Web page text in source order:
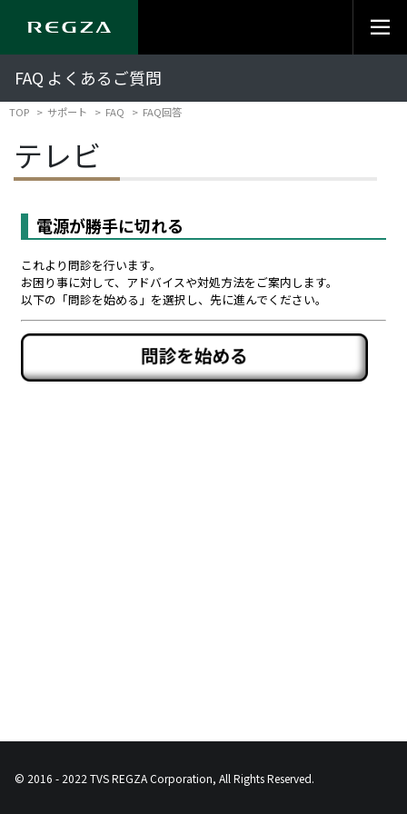
FAQ よくあるご質問
TOP サポート FAQ FAQ回答
テレビ
© 2016 - 2022 TVS REGZA Corporation, All Rights Reserved.